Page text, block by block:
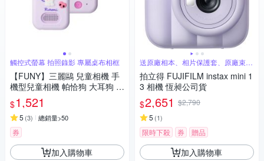
觸控式螢幕 拍照錄影 專屬桌布相框
【FUNY】三麗鷗 兒童相機 手
機型兒童相機 帕恰狗 大耳狗 酷
洛米
$1,521
5 (3) 總銷量>50
券
加入購物車
送原廠相本、相片保護套、原廠束口
袋
拍立得 FUJIFILM instax mini 1
3 相機 恆昶公司貨
$2,651 $2,790
5 (1)
限時下殺 券 贈品
加入購物車